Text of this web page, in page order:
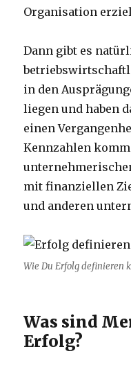
Organisation
Dann gibt es
in den
liegen und haben
einen
Kennzahlen
mit finanziellen
und anderen
Wie Du Erfolg definieren
Was sind
Erfolg?